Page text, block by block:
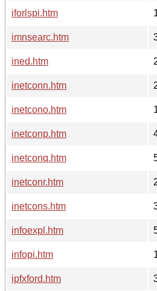
iforlspi.htm
imnsearc.htm
ined.htm
inetconn.htm
inetcono.htm
inetconp.htm
inetconq.htm
inetconr.htm
inetcons.htm
infoexpl.htm
infopi.htm
ipfxford.htm